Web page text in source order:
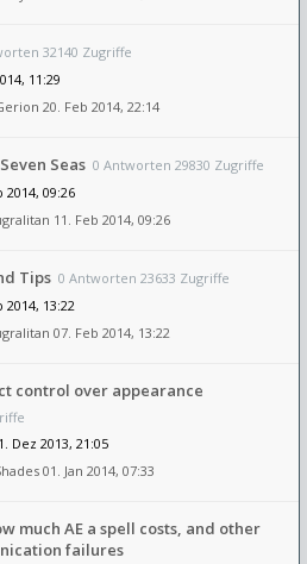
32140 Zugriffe
11:29
20. Feb 2014, 22:14
Seas 0 Antworten 29830 Zugriffe
2014, 09:26
11. Feb 2014, 09:26
Tips 0 Antworten 23633 Zugriffe
2014, 13:22
07. Feb 2014, 13:22
control over appearance
Dez 2013, 21:05
01. Jan 2014, 07:33
much AE a spell costs, and other
failures